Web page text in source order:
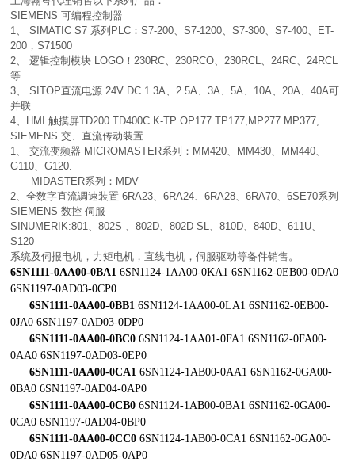
SIEMENS 可编程控制器
1、 SIMATIC S7 系列PLC：S7-200、S7-1200、S7-300、S7-400、ET-
200，S71500
2、 逻辑控制模块 LOGO！230RC、230RCO、230RCL、24RC、24RCL
等
3、 SITOP直流电源 24V DC 1.3A、2.5A、3A、5A、10A、20A、40A可
并联.
4、HMI 触摸屏TD200 TD400C K-TP OP177 TP177,MP277 MP377,
SIEMENS 交、直流传动装置
1、 交流变频器 MICROMASTER系列：MM420、MM430、MM440、
G110、G120.
MIDASTER系列：MDV
2、全数字直流调速装置 6RA23、6RA24、6RA28、6RA70、6SE70系列
SIEMENS 数控 伺服
SINUMERIK:801、802S 、802D、802D SL、810D、840D、611U、
S120
系统及伺报电机，力矩电机，直线电机，伺服驱动等备件销售。
6SN1111-0AA00-0BA1 6SN1124-1AA00-0KA1 6SN1162-0EB00-0DA0
6SN1197-0AD03-0CP0
6SN1111-0AA00-0BB1 6SN1124-1AA00-0LA1 6SN1162-0EB00-
0JA0 6SN1197-0AD03-0DP0
6SN1111-0AA00-0BC0 6SN1124-1AA01-0FA1 6SN1162-0FA00-
0AA0 6SN1197-0AD03-0EP0
6SN1111-0AA00-0CA1 6SN1124-1AB00-0AA1 6SN1162-0GA00-
0BA0 6SN1197-0AD04-0AP0
6SN1111-0AA00-0CB0 6SN1124-1AB00-0BA1 6SN1162-0GA00-
0CA0 6SN1197-0AD04-0BP0
6SN1111-0AA00-0CC0 6SN1124-1AB00-0CA1 6SN1162-0GA00-
0DA0 6SN1197-0AD05-0AP0